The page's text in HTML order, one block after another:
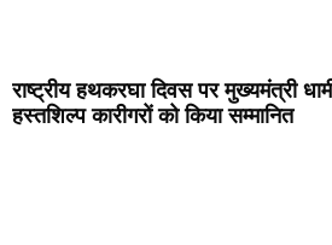
राष्ट्रीय हथकरघा दिवस पर मुख्यमंत्री
हस्तशिल्प कारीगरों को किया सम्मानित